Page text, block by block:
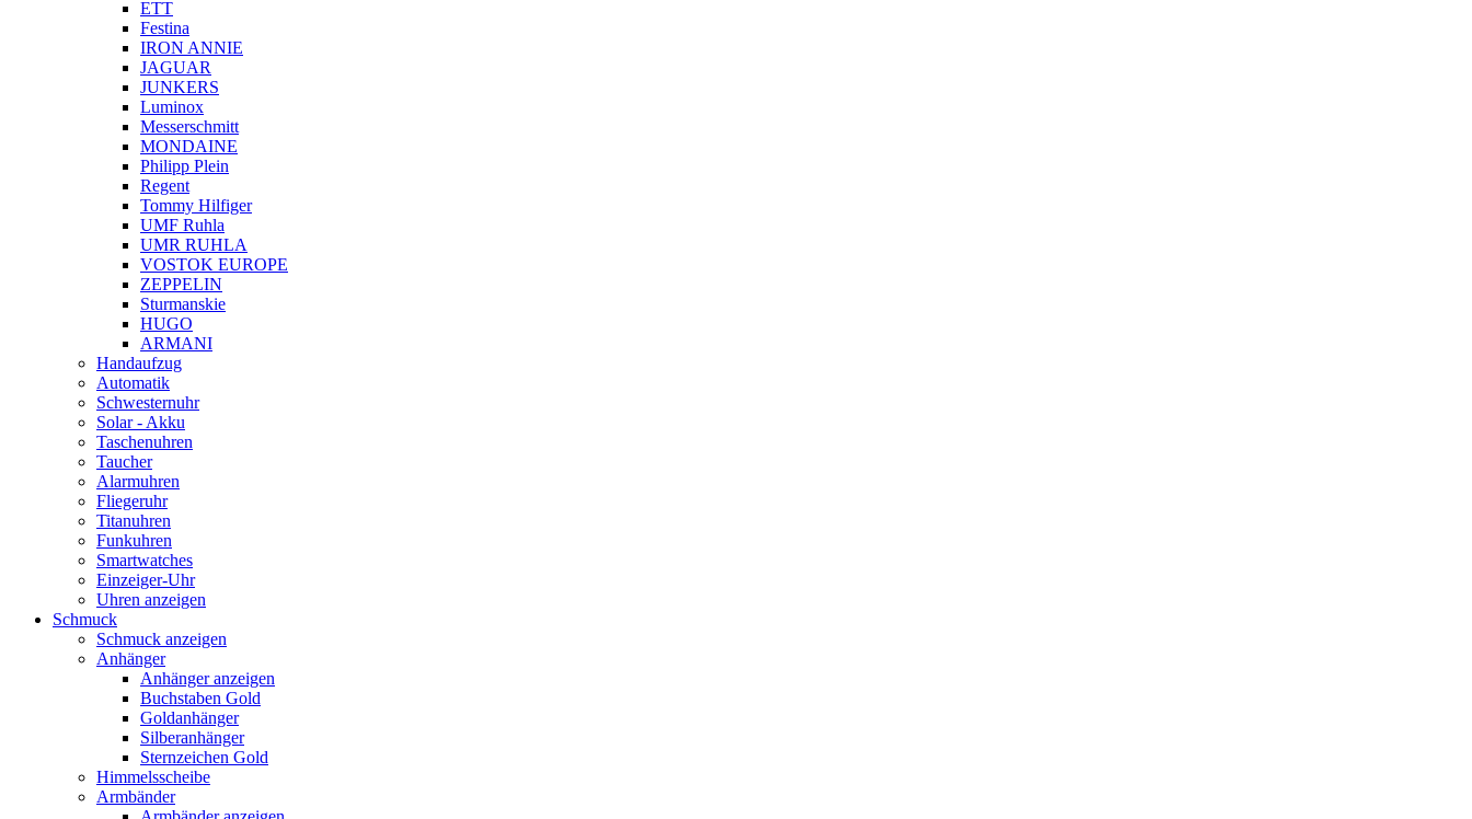
ETT
Festina
IRON ANNIE
JAGUAR
JUNKERS
Luminox
Messerschmitt
MONDAINE
Philipp Plein
Regent
Tommy Hilfiger
UMF Ruhla
UMR RUHLA
VOSTOK EUROPE
ZEPPELIN
Sturmanskie
HUGO
ARMANI
Handaufzug
Automatik
Schwesternuhr
Solar - Akku
Taschenuhren
Taucher
Alarmuhren
Fliegeruhr
Titanuhren
Funkuhren
Smartwatches
Einzeiger-Uhr
Uhren anzeigen
Schmuck
Schmuck anzeigen
Anhänger
Anhänger anzeigen
Buchstaben Gold
Goldanhänger
Silberanhänger
Sternzeichen Gold
Himmelsscheibe
Armbänder